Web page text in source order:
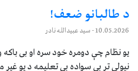
د طالبانو ضعف!
10.05.2026- سيد عبيدالله نادر
يو نظام چې دومره خود سره او بى
نيولى تر بى سواده بى تعليمه د يو